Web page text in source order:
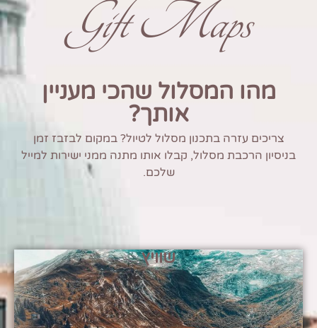
Gift Maps
מהו המסלול שהכי מעניין
אותך?
צריכים עזרה בתכנון מסלול לטיול? במקום לבזבז זמן
בניסיון הרכבת מסלול, קבלו אותו מתנה ממני ישירות למייל
שלכם.
שוויץ